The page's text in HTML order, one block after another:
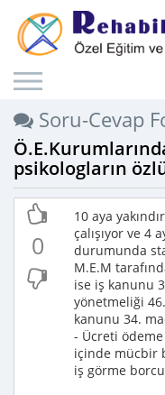
Soru-Cevap
psikologların
0
10 aya
çalışıyor ve 4
durumunda
M.E.M
ise iş kanunu
yönetmeliği
kanunu 34.
- Ücreti
içinde mücbir
iş görme